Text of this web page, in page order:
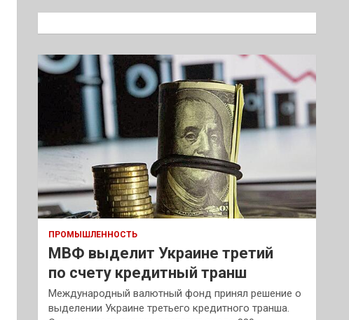
к
ПРОМЫШЛЕННОСТЬ
МВФ выделит Украине третий
по счету кредитный транш
Международный валютный фонд принял решение о
выделении Украине третьего кредитного транша.